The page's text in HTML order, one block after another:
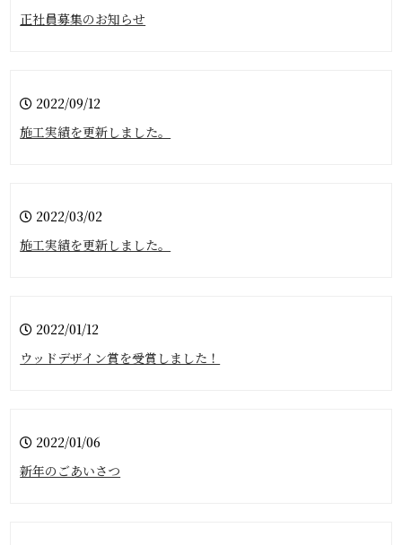
正社員募集のお知らせ
2022/09/12
施工実績を更新しました。
2022/03/02
施工実績を更新しました。
2022/01/12
ウッドデザイン賞を受賞しました！
2022/01/06
新年のごあいさつ